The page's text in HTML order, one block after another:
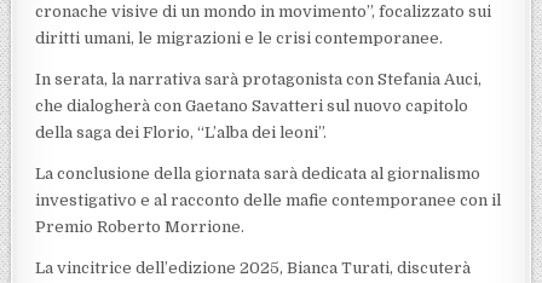
cronache visive di un mondo in movimento”, focalizzato sui
diritti umani, le migrazioni e le crisi contemporanee.
In serata, la narrativa sarà protagonista con Stefania Auci,
che dialogherà con Gaetano Savatteri sul nuovo capitolo
della saga dei Florio, “L’alba dei leoni”.
La conclusione della giornata sarà dedicata al giornalismo
investigativo e al racconto delle mafie contemporanee con il
Premio Roberto Morrione.
La vincitrice dell’edizione 2025, Bianca Turati, discuterà